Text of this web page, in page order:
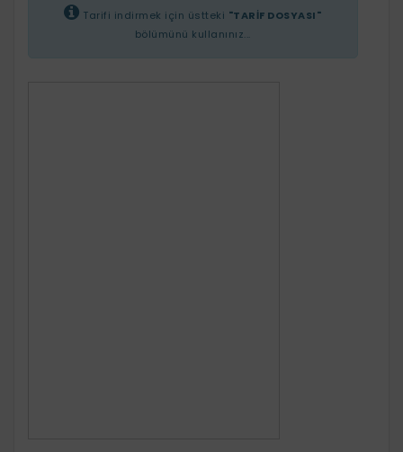
Tarifi indirmek için üstteki "TARİF DOSYASI"
bölümünü kullanınız...